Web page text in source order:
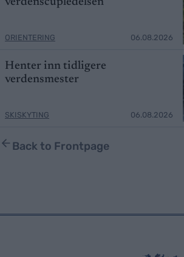
ORIENTERING 06.08.2026
Henter inn tidligere
verdensmester
SKISKYTING 06.08.2026
Back to Frontpage